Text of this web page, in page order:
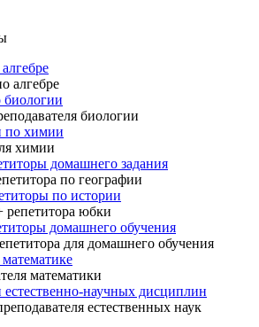
алгебре
биологии
биологии
по химии
химии
домашнего задания
по географии
по истории
юбки
домашнего обучения
для домашнего обучения
математики
естественно-научных дисциплин
естественных наук